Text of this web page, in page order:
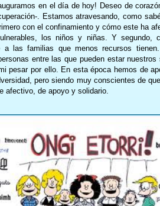
en el día de hoy! Deseo de
. Estamos atravesando, como
con el confinamiento y cómo este ha
los niños y niñas. Y segundo,
a las familias que menos recursos
entre las que pueden estar
pesar por ello. En esta época hemos de
pero siendo muy conscientes de
afectivo, de apoyo y solidario.